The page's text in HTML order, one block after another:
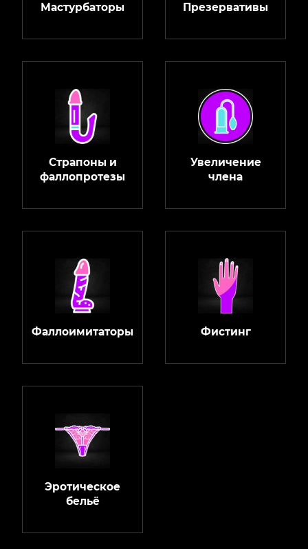
Мастурбаторы Презервативы
Страпоны и
фаллопротезы
Увеличение
члена
Фаллоимитаторы Фистинг
Эротическое
бельё